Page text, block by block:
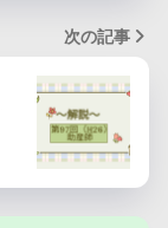
次の記事